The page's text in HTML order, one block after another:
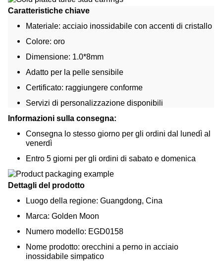
Caratteristiche chiave
Materiale: acciaio inossidabile con accenti di cristallo
Colore: oro
Dimensione: 1.0*8mm
Adatto per la pelle sensibile
Certificato: raggiungere conforme
Servizi di personalizzazione disponibili
Informazioni sulla consegna:
Consegna lo stesso giorno per gli ordini dal lunedì al
venerdì
Entro 5 giorni per gli ordini di sabato e domenica
Dettagli del prodotto
Luogo della regione: Guangdong, Cina
Marca: Golden Moon
Numero modello: EGD0158
Nome prodotto: orecchini a perno in acciaio
inossidabile simpatico